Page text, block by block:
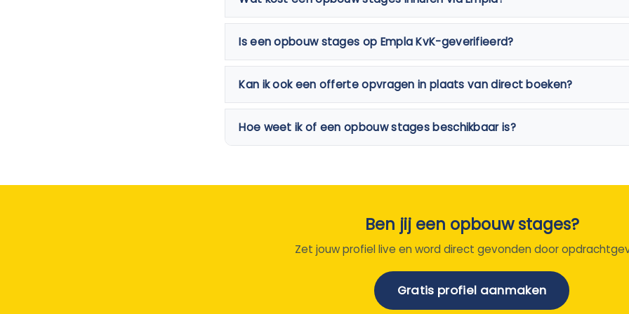
Is een opbouw stages op Empla KvK-geverifieerd?
Kan ik ook een offerte opvragen in plaats van direct boeken?
Hoe weet ik of een opbouw stages beschikbaar is?
Ben jij een opbouw stages?
Zet jouw profiel live en word direct gevonden door
Gratis profiel aanmaken